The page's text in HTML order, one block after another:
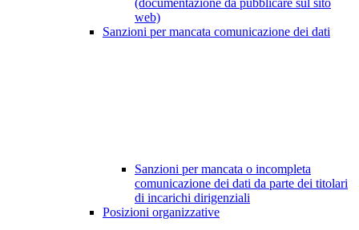
(documentazione da pubblicare sul sito
web)
Sanzioni per mancata comunicazione dei dati
Sanzioni per mancata o incompleta
comunicazione dei dati da parte dei titolari
di incarichi dirigenziali
Posizioni organizzative